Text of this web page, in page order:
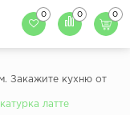
0 0 0
Закажите кухню от
латте